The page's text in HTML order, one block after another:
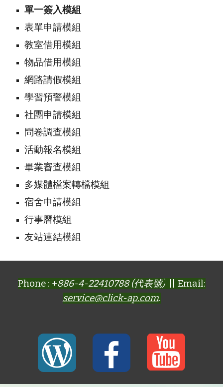
單一簽入模組
表單申請模組
教室借用模組
物品借用模組
網路請假模組
學習預警模組
社團申請模組
問卷調查模組
活動報名模組
畢業審查模組
多媒體檔案轉檔模組
宿舍申請模組
行事曆模組
友站連結模組
Phone : +886-4-22410788 (代表號)|| Email:
service@click-ap.com.